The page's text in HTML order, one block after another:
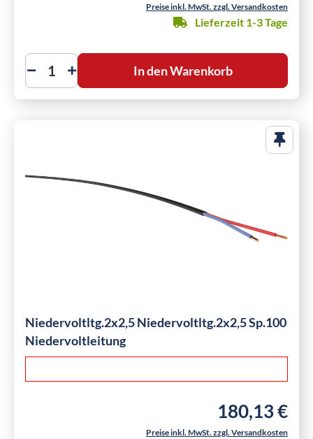
Preise inkl. MwSt. zzgl. Versandkosten
Lieferzeit 1-3 Tage
In den Warenkorb
Niedervoltltg.2x2,5 Niedervoltltg.2x2,5 Sp.100
Niedervoltleitung
Regulärer Preis:
180,13 €
Preise inkl. MwSt. zzgl. Versandkosten